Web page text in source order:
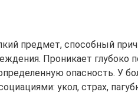
предмет, способный
Проникает глубоко
опасность. У
укол, страх,